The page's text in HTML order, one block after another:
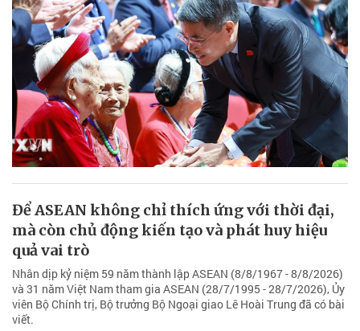
Để ASEAN không chỉ thích ứng với thời đại,
mà còn chủ động kiến tạo và phát huy hiệu
quả vai trò
Nhân dịp kỷ niệm 59 năm thành lập ASEAN (8/8/1967 - 8/8/2026)
và 31 năm Việt Nam tham gia ASEAN (28/7/1995 - 28/7/2026), Ủy
viên Bộ Chính trị, Bộ trưởng Bộ Ngoại giao Lê Hoài Trung đã có bài
viết.